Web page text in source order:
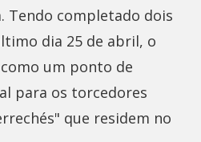
Tendo completado dois
dia 25 de abril, o
um ponto de
para os torcedores
que residem no